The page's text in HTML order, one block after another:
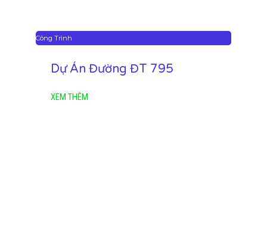
Công Trình
Dự Án Đường ĐT 795
XEM THÊM